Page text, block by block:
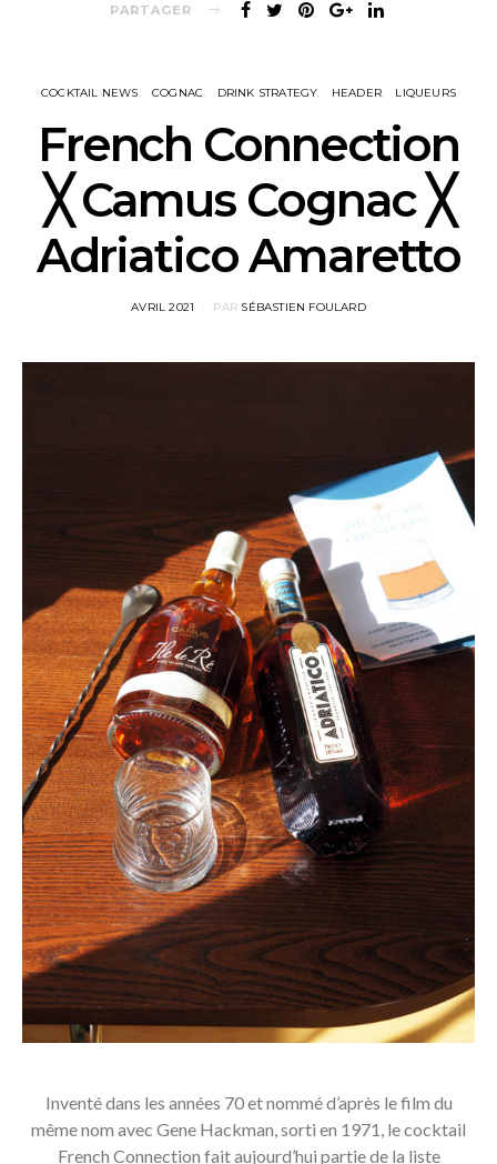
PARTAGER
COCKTAIL NEWS COGNAC DRINK STRATEGY HEADER LIQUEURS
French Connection
╳ Camus Cognac ╳
Adriatico Amaretto
POSTED
AVRIL 2021 PAR SÉBASTIEN FOULARD
Inventé dans les années 70 et nommé d’après le film du
même nom avec Gene Hackman, sorti en 1971, le cocktail
French Connection fait aujourd’hui partie de la liste